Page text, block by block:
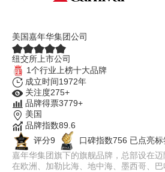
美国嘉年华集团公司
纽交所上市公司
1个行业上榜十大品牌
成立时间1972年
关注度275+
品牌得票3779+
美国
品牌指数89.6
评分9
口碑指数756 已点亮标
嘉年华集团旗下的旗舰品牌，总部设在
在欧洲、加勒比海、地中海、墨西哥、巴